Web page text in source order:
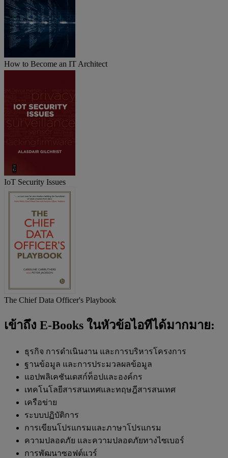
How to Become an IT Architect
IoT Security Issues
The Chief Data Officer's Playbook
เข้าถึง E-Books ในหัวข้อไอทีได้มากมาย:
ธุรกิจ การดำเนินงาน และการบริหารโครงการ
ฐานข้อมูล และการประมวลผลข้อมูล
แอปพลิเคชันเดสก์ท็อปและองค์กร
เทคโนโลยีสารสนเทศและทฤษฎีสารสนเทศ
เครือข่าย
ระบบปฏิบัติการ
การเขียนโปรแกรมและภาษาโปรแกรม
ความปลอดภัย และความปลอดภัยทางไซเบอร์
การพัฒนาซอฟต์แวร์